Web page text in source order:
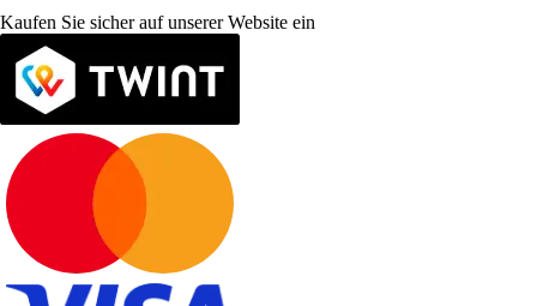
Kaufen Sie sicher auf unserer Website ein